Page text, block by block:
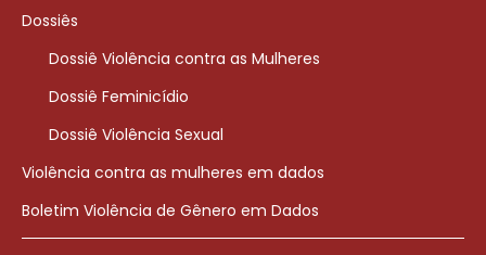
Dossiês
Dossiê Violência contra as Mulheres
Dossiê Feminicídio
Dossiê Violência Sexual
Violência contra as mulheres em dados
Boletim Violência de Gênero em Dados